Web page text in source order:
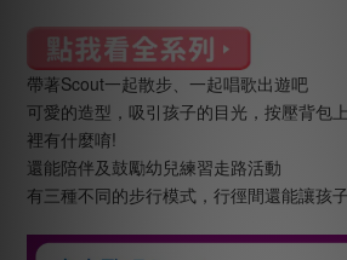
帶著Scout一起散步、一起唱歌出遊吧
可愛的造型，吸引孩子的目光，按壓背包
裡有什麼唷!
還能陪伴及鼓勵幼兒練習走路活動
有三種不同的步行模式，行徑間還能讓孩